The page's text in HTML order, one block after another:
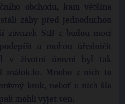
obchodu, kam většina
záhy před jednoduchou
závazek StB a budou moci
a mohou úředničit
v životní úrovni byl tak
málokdo. Mnoho z nich to
krok, neboť u nich šlo
mohli vyjet ven.